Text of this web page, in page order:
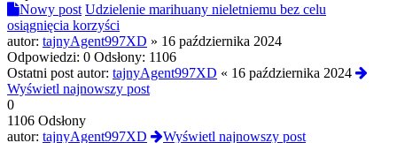
Nowy post Udzielenie marihuany nieletniemu bez celu
osiągnięcia korzyści
autor: tajnyAgent997XD » 16 października 2024
Odpowiedzi: 0 Odsłony: 1106
Ostatni post autor: tajnyAgent997XD « 16 października 2024
Wyświetl najnowszy post
0
1106 Odsłony
autor: tajnyAgent997XD
Wyświetl najnowszy post